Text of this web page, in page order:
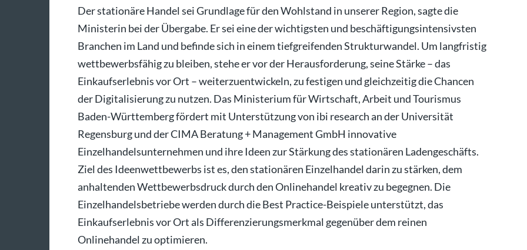
Der stationäre Handel sei Grundlage für den Wohlstand in unserer Region, sagte die
Ministerin bei der Übergabe. Er sei eine der wichtigsten und beschäftigungsintensivsten
Branchen im Land und befinde sich in einem tiefgreifenden Strukturwandel. Um langfristig
wettbewerbsfähig zu bleiben, stehe er vor der Herausforderung, seine Stärke – das
Einkaufserlebnis vor Ort – weiterzuentwickeln, zu festigen und gleichzeitig die Chancen
der Digitalisierung zu nutzen. Das Ministerium für Wirtschaft, Arbeit und Tourismus
Baden-Württemberg fördert mit Unterstützung von ibi research an der Universität
Regensburg und der CIMA Beratung + Management GmbH innovative
Einzelhandelsunternehmen und ihre Ideen zur Stärkung des stationären Ladengeschäfts.
Ziel des Ideenwettbewerbs ist es, den stationären Einzelhandel darin zu stärken, dem
anhaltenden Wettbewerbsdruck durch den Onlinehandel kreativ zu begegnen. Die
Einzelhandelsbetriebe werden durch die Best Practice-Beispiele unterstützt, das
Einkaufserlebnis vor Ort als Differenzierungsmerkmal gegenüber dem reinen
Onlinehandel zu optimieren.